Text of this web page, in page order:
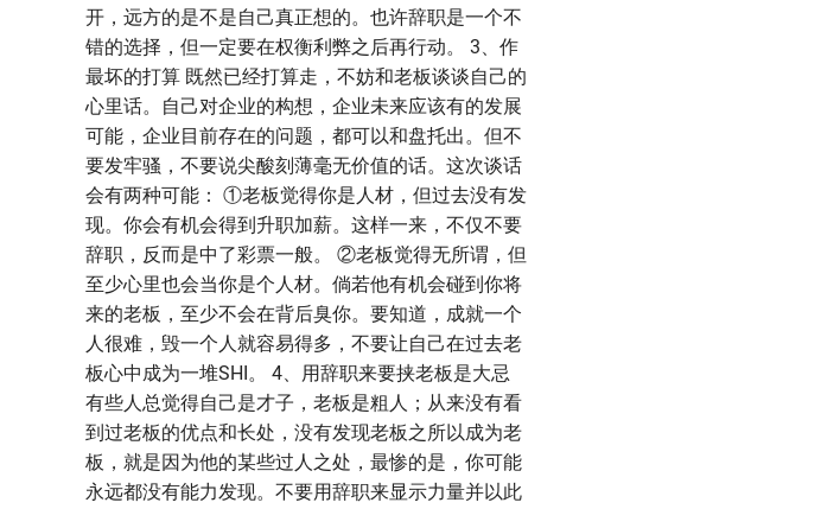
开，远方的是不是自己真正想的。也许辞职是一个不
错的选择，但一定要在权衡利弊之后再行动。 3、作
最坏的打算 既然已经打算走，不妨和老板谈谈自己的
心里话。自己对企业的构想，企业未来应该有的发展
可能，企业目前存在的问题，都可以和盘托出。但不
要发牢骚，不要说尖酸刻薄毫无价值的话。这次谈话
会有两种可能： ①老板觉得你是人材，但过去没有发
现。你会有机会得到升职加薪。这样一来，不仅不要
辞职，反而是中了彩票一般。 ②老板觉得无所谓，但
至少心里也会当你是个人材。倘若他有机会碰到你将
来的老板，至少不会在背后臭你。要知道，成就一个
人很难，毁一个人就容易得多，不要让自己在过去老
板心中成为一堆SHI。 4、用辞职来要挟老板是大忌
有些人总觉得自己是才子，老板是粗人；从来没有看
到过老板的优点和长处，没有发现老板之所以成为老
板，就是因为他的某些过人之处，最惨的是，你可能
永远都没有能力发现。不要用辞职来显示力量并以此